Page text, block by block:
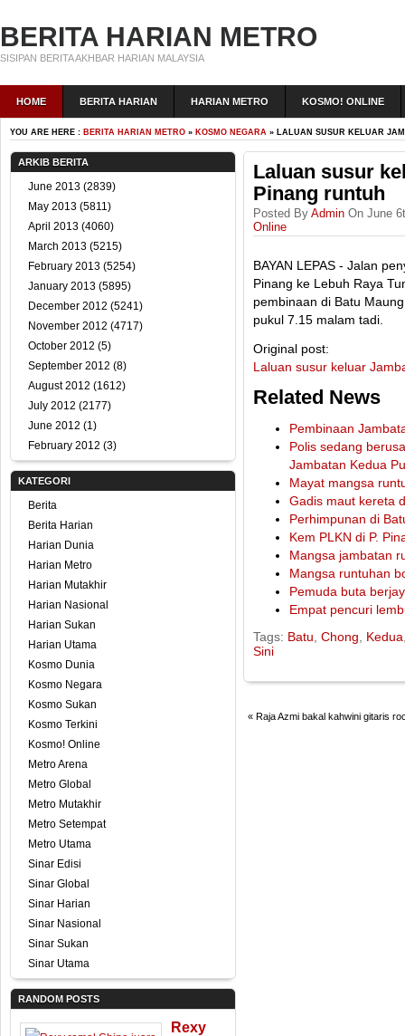
BERITA HARIAN METRO
SISIPAN BERITA AKHBAR HARIAN MALAYSIA
HOME BERITA HARIAN HARIAN METRO KOSMO! ONLINE
YOU ARE HERE : BERITA HARIAN METRO » KOSMO NEGARA » LALUAN SUSUR KELUAR
ARKIB BERITA
June 2013 (2839)
May 2013 (5811)
April 2013 (4060)
March 2013 (5215)
February 2013 (5254)
January 2013 (5895)
December 2012 (5241)
November 2012 (4717)
October 2012 (5)
September 2012 (8)
August 2012 (1612)
July 2012 (2177)
June 2012 (1)
February 2012 (3)
KATEGORI
Berita
Berita Harian
Harian Dunia
Harian Metro
Harian Mutakhir
Harian Nasional
Harian Sukan
Harian Utama
Kosmo Dunia
Kosmo Negara
Kosmo Sukan
Kosmo Terkini
Kosmo! Online
Metro Arena
Metro Global
Metro Mutakhir
Metro Setempat
Metro Utama
Sinar Edisi
Sinar Global
Sinar Harian
Sinar Nasional
Sinar Sukan
Sinar Utama
RANDOM POSTS
Rexy
Laluan susur
Pinang runtuh
Posted By Admin On June
Online
BAYAN LEPAS - Jalan
Pinang ke Lebuh Raya
pembinaan di Batu
pukul 7.15 malam tadi.
Original post:
Laluan susur keluar
Related News
Pembinaan
Polis sedang
Jambatan Kedua
Mayat mangsa
Gadis maut kereta
Perhimpunan di
Kem PLKN di P.
Mangsa jambatan
Mangsa runtuhan
Pemuda buta
Empat pencuri
Tags: Batu Chong Kedua
Sini
« Raja Azmi bakal kahwini gitaris